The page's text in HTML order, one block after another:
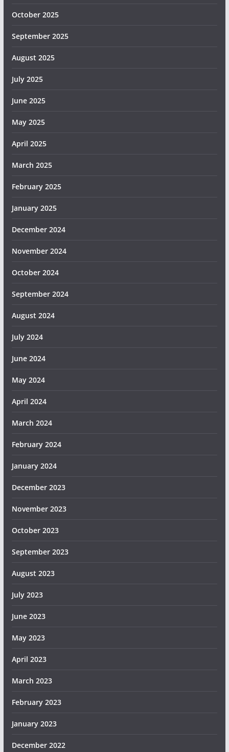
October 2025
September 2025
August 2025
July 2025
June 2025
May 2025
April 2025
March 2025
February 2025
January 2025
December 2024
November 2024
October 2024
September 2024
August 2024
July 2024
June 2024
May 2024
April 2024
March 2024
February 2024
January 2024
December 2023
November 2023
October 2023
September 2023
August 2023
July 2023
June 2023
May 2023
April 2023
March 2023
February 2023
January 2023
December 2022